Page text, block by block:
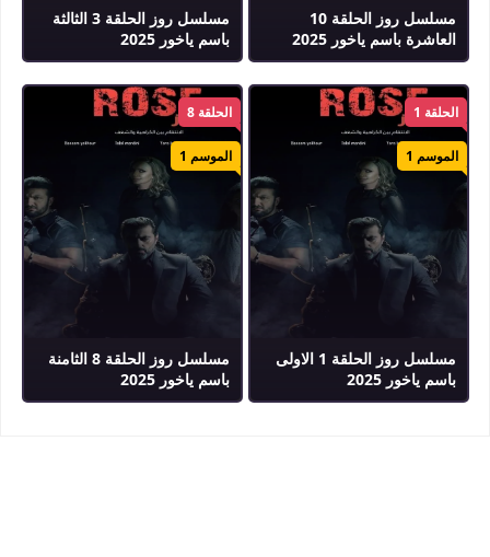
مسلسل روز الحلقة 10
العاشرة باسم ياخور 2025
مسلسل روز الحلقة 3 الثالثة
باسم ياخور 2025
مسلسل روز الحلقة 1 الاولى
باسم ياخور 2025
الحلقة 1
الموسم 1
مسلسل روز الحلقة 8 الثامنة
باسم ياخور 2025
الحلقة 8
الموسم 1